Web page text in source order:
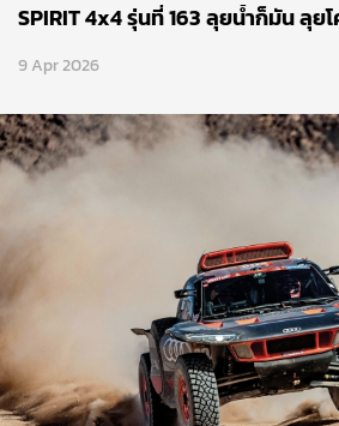
SPIRIT 4x4 รุ่นที่ 163 ลุยน้ำก็มัน ลุยโ
9 Apr 2026